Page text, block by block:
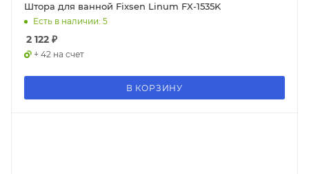
Штора для ванной Fixsen Linum FX-1535K
Есть в наличии: 5
2 122 ₽
+ 42 на счет
В КОРЗИНУ